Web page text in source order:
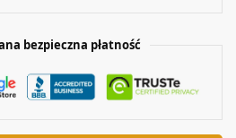
bezpieczna płatność